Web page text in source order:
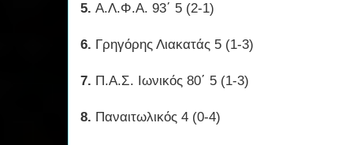
5. Α.Λ.Φ.Α. 93΄ 5 (2-1)
6. Γρηγόρης Λιακατάς 5 (1-3)
7. Π.Α.Σ. Ιωνικός 80΄ 5 (1-3)
8. Παναιτωλικός 4 (0-4)